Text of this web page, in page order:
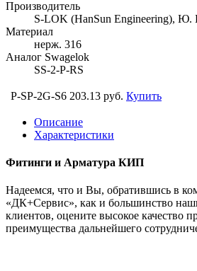
Производитель
S-LOK (HanSun Engineering), Ю.
Материал
нерж. 316
Аналог Swagelok
SS-2-P-RS
P-SP-2G-S6 203.13 руб. Купить
Описание
Характеристики
Фитинги и Арматура КИП
Надеемся, что и Вы, обратившись в
«ДК+Сервис», как и большинство
клиентов, оцените высокое качество
преимущества дальнейшего